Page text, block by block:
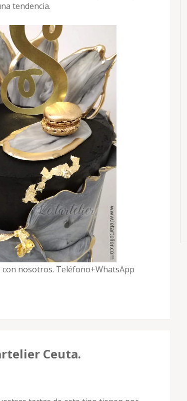
tendencia.
con nosotros. Teléfono+WhatsApp
Ceuta.